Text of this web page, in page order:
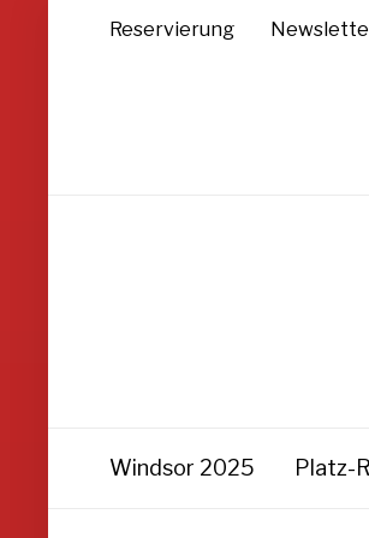
Reservierung
Windsor 2025 Platz-